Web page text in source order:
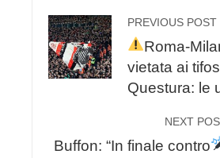
PREVIOUS POST
Roma-
vietata ai
Questura: le
NEXT
Buffon: “In finale contro